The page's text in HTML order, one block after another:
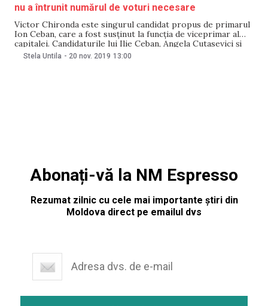
nu a întrunit numărul de voturi necesare
Victor Chironda este singurul candidat propus de primarul
Ion Ceban, care a fost susținut la funcția de viceprimar al
capitalei. Candidaturile lui Ilie Ceban, Angela Cutasevici și
Inga Ionesi nu au fost aprobate de consilierii municipali în
Stela Untila - 20 nov. 2019 13:00
Abonați-vă la NM Espresso
Rezumat zilnic cu cele mai importante știri din
Moldova direct pe emailul dvs